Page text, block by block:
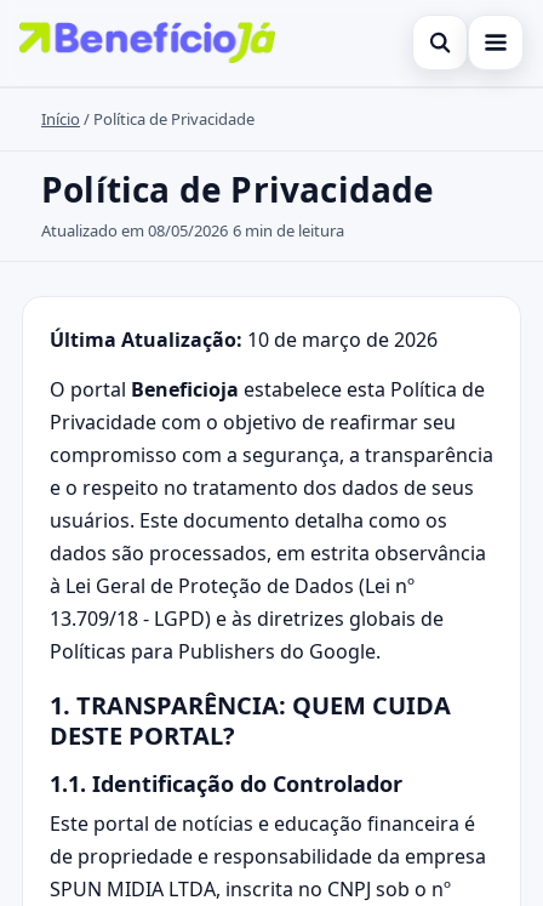
Abrir busca
Inicial
Cartões de Crédito
Benefícios
Legal
Buscar no site
Início / Política de Privacidade
Política de Privacidade
Atualizado em 08/05/2026 6 min de leitura
Última Atualização: 10 de março de 2026
O portal Beneficioja estabelece esta Política de
Privacidade com o objetivo de reafirmar seu
compromisso com a segurança, a transparência
e o respeito no tratamento dos dados de seus
usuários. Este documento detalha como os
dados são processados, em estrita observância
à Lei Geral de Proteção de Dados (Lei nº
13.709/18 - LGPD) e às diretrizes globais de
Políticas para Publishers do Google.
1. TRANSPARÊNCIA: QUEM CUIDA
DESTE PORTAL?
1.1. Identificação do Controlador
Este portal de notícias e educação financeira é
de propriedade e responsabilidade da empresa
SPUN MIDIA LTDA, inscrita no CNPJ sob o nº